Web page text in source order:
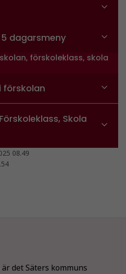
dagarsmeny
förskoleklass, skola
förskolan
Skola
08.49
det Säters kommuns